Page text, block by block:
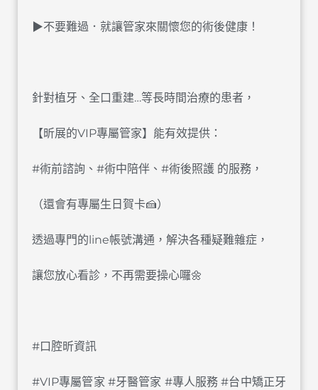
▶不要難過．就讓管家來關懷您的術後健康！
針對植牙、全口重建…等長時間治療的患者，
【昕展的VIP專屬管家】能有效提供：
#術前諮詢、#術中陪伴、#術後照護 的服務，
（還會有專屬生日賀卡🍰）
透過專門的line帳號溝通，解決各種疑難雜症，
讓您放心看診，不再需要操心囉🌼
#口腔昕資訊
#VIP專屬管家 #牙醫管家 #專人服務 #台中矯正牙